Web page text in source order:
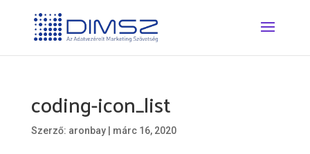
coding-icon_list
Szerző: aronbay| márc 16, 2020